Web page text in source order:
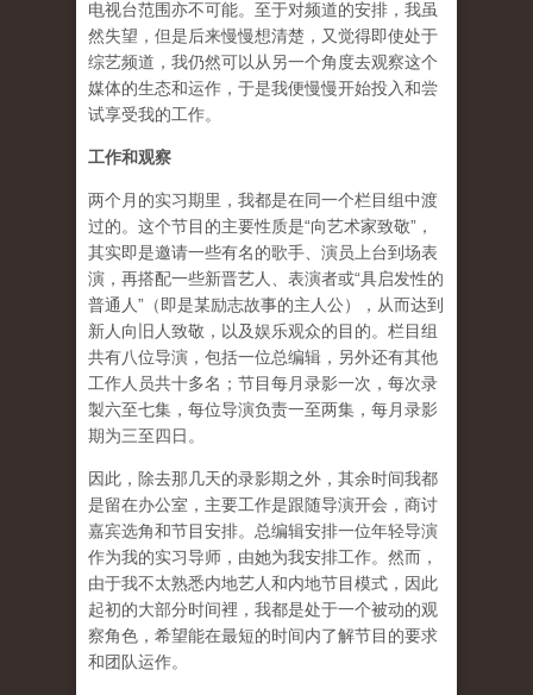
电视台范围亦不可能。至于对频道的安排，我虽
然失望，但是后来慢慢想清楚，又觉得即使处于
综艺频道，我仍然可以从另一个角度去观察这个
媒体的生态和运作，于是我便慢慢开始投入和尝
试享受我的工作。
工作和观察
两个月的实习期里，我都是在同一个栏目组中渡
过的。这个节目的主要性质是“向艺术家致敬”，
其实即是邀请一些有名的歌手、演员上台到场表
演，再搭配一些新晋艺人、表演者或“具启发性的
普通人”（即是某励志故事的主人公），从而达到
新人向旧人致敬，以及娱乐观众的目的。栏目组
共有八位导演，包括一位总编辑，另外还有其他
工作人员共十多名；节目每月录影一次，每次录
製六至七集，每位导演负责一至两集，每月录影
期为三至四日。
因此，除去那几天的录影期之外，其余时间我都
是留在办公室，主要工作是跟随导演开会，商讨
嘉宾选角和节目安排。总编辑安排一位年轻导演
作为我的实习导师，由她为我安排工作。然而，
由于我不太熟悉内地艺人和内地节目模式，因此
起初的大部分时间裡，我都是处于一个被动的观
察角色，希望能在最短的时间内了解节目的要求
和团队运作。